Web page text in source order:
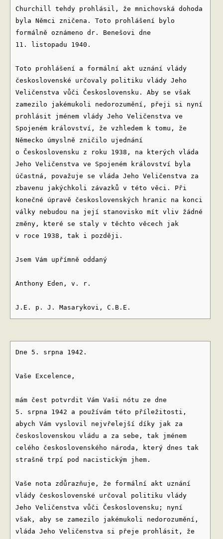
Churchill tehdy prohlásil, že mnichovská dohoda
byla Němci zničena. Toto prohlášení bylo
formálně oznámeno dr. Benešovi dne
11. listopadu 1940.
Toto prohlášení a formální akt uznání vlády
československé určovaly politiku vlády Jeho
Veličenstva vůči Československu. Aby se však
zamezilo jakémukoli nedorozumění, přeji si nyní
prohlásit jménem vlády Jeho Veličenstva ve
Spojeném království, že vzhledem k tomu, že
Německo úmyslně zničilo ujednání
o Československu z roku 1938, na kterých vláda
Jeho Veličenstva ve Spojeném království byla
účastná, považuje se vláda Jeho Veličenstva za
zbavenu jakýchkoli závazků v této věci. Při
konečné úpravě československých hranic na konci
války nebudou na její stanovisko mít vliv žádné
změny, které se staly v těchto věcech jak
v roce 1938, tak i později.
Jsem Vám upřímně oddaný
Anthony Eden, v. r.
J.E. p. J. Masarykovi, C.B.E.
Dne 5. srpna 1942.
Vaše Excelence,
mám čest potvrdit Vám Vaši nótu ze dne
5. srpna 1942 a používám této příležitosti,
abych Vám vyslovil nejvřelejší díky jak za
československou vládu a za sebe, tak jménem
celého československého národa, který dnes tak
strašně trpí pod nacistickým jhem.
Vaše nota zdůrazňuje, že formální akt uznání
vlády československé určoval politiku vlády
Jeho Veličenstva vůči Československu; nyní
však, aby se zamezilo jakémukoli nedorozumění,
vláda Jeho Veličenstva si přeje prohlásit, že